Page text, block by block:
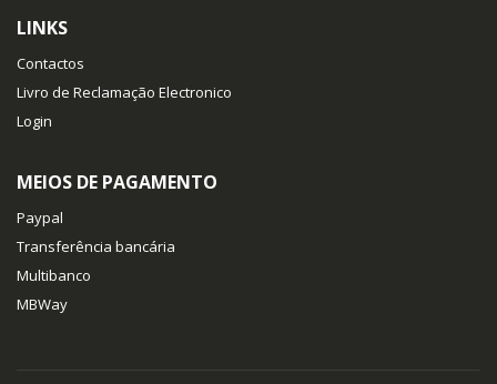
LINKS
Contactos
Livro de Reclamação Electronico
Login
MEIOS DE PAGAMENTO
Paypal
Transferência bancária
Multibanco
MBWay